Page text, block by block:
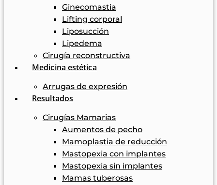
Ginecomastia
Lifting corporal
Liposucción
Lipedema
Cirugía reconstructiva
Medicina estética
Arrugas de expresión
Resultados
Cirugías Mamarias
Aumentos de pecho
Mamoplastia de reducción
Mastopexia con implantes
Mastopexia sin implantes
Mamas tuberosas